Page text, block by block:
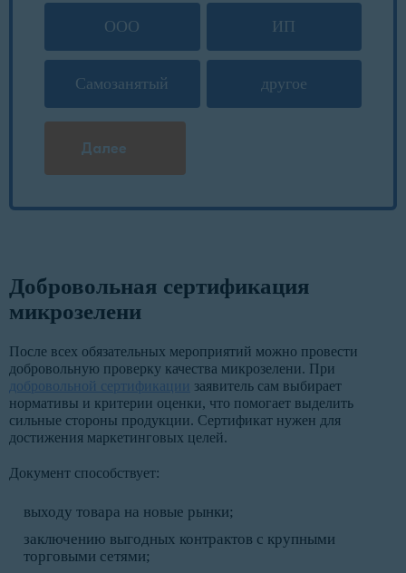
ООО ИП
Самозанятый другое
Далее
Добровольная сертификация
микрозелени
После всех обязательных мероприятий можно провести
добровольную проверку качества микрозелени. При
добровольной сертификации заявитель сам выбирает
нормативы и критерии оценки, что помогает выделить
сильные стороны продукции. Сертификат нужен для
достижения маркетинговых целей.
Документ способствует:
выходу товара на новые рынки;
заключению выгодных контрактов с крупными
торговыми сетями;